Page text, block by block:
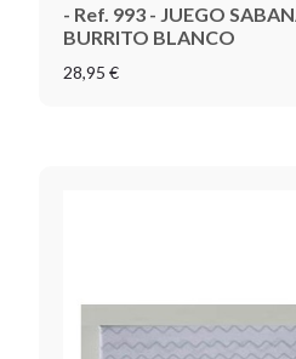
- Ref. 993 - JUEGO
BURRITO BLANCO
28,95 €